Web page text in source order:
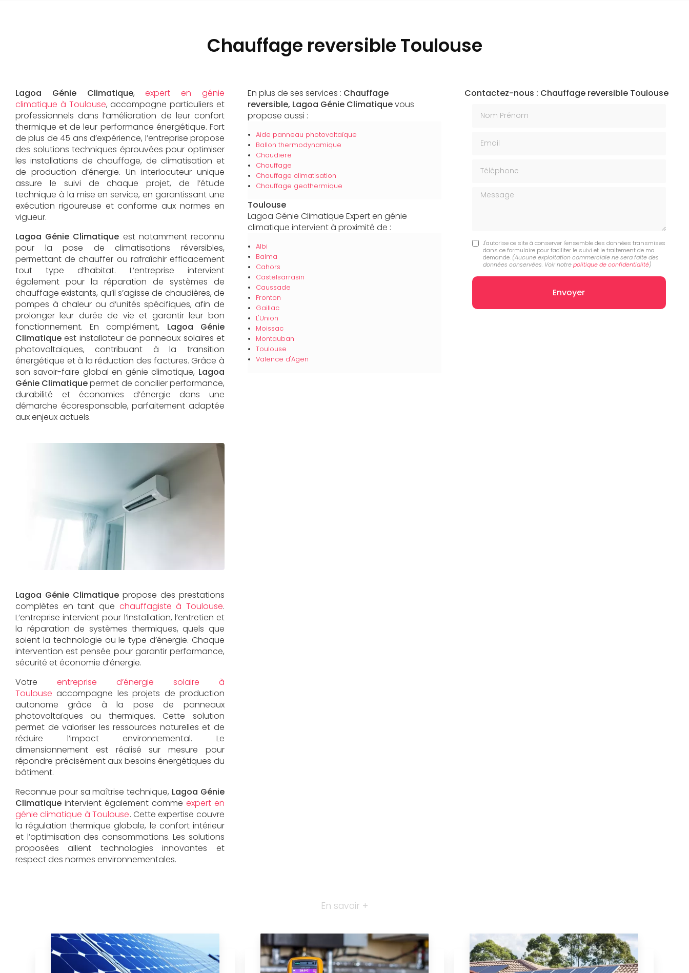
Chauffage reversible Toulouse
Lagoa Génie Climatique,expert en génie
climatique à Toulouse, accompagne particuliers et
professionnels dans l’amélioration de leur confort
thermique et de leur performance énergétique. Fort
de plus de 45 ans d’expérience, l’entreprise propose
des solutions techniques éprouvées pour optimiser
les installations de chauffage, de climatisation et
de production d’énergie. Un interlocuteur unique
assure le suivi de chaque projet, de l’étude
technique à la mise en service, en garantissant une
exécution rigoureuse et conforme aux normes en
vigueur.
Lagoa Génie Climatique est notamment reconnu
pour la pose de climatisations réversibles,
permettant de chauffer ou rafraîchir efficacement
tout type d’habitat. L’entreprise intervient
également pour la réparation de systèmes de
chauffage existants, qu’il s’agisse de chaudières, de
pompes à chaleur ou d’unités spécifiques, afin de
prolonger leur durée de vie et garantir leur bon
fonctionnement. En complément, Lagoa Génie
Climatique est installateur de panneaux solaires et
photovoltaïques, contribuant à la transition
énergétique et à la réduction des factures. Grâce à
son savoir-faire global en génie climatique, Lagoa
Génie Climatiquepermet de concilier performance,
durabilité et économies d’énergie dans une
démarche écoresponsable, parfaitement adaptée
aux enjeux actuels.
Lagoa Génie Climatique propose des prestations
complètes en tant que chauffagiste à Toulouse.
L’entreprise intervient pour l’installation, l’entretien et
la réparation de systèmes thermiques, quels que
soient la technologie ou le type d’énergie. Chaque
intervention est pensée pour garantir performance,
sécurité et économie d’énergie.
Votre entreprise d’énergie solaire à
Toulouse accompagne les projets de production
autonome grâce à la pose de panneaux
photovoltaïques ou thermiques. Cette solution
permet de valoriser les ressources naturelles et de
réduire l’impact environnemental. Le
dimensionnement est réalisé sur mesure pour
répondre précisément aux besoins énergétiques du
bâtiment.
Reconnue pour sa maîtrise technique, Lagoa Génie
Climatique intervient également comme expert en
génie climatique à Toulouse. Cette expertise couvre
la régulation thermique globale, le confort intérieur
et l’optimisation des consommations. Les solutions
proposées allient technologies innovantes et
respect des normes environnementales.
En plus de ses services : Chauffage
reversible, Lagoa Génie Climatiquevous
propose aussi :
Aide panneau photovoltaïque
Ballon thermodynamique
Chaudiere
Chauffage
Chauffage climatisation
Chauffage geothermique
Toulouse
Lagoa Génie Climatique Expert en génie
climatique intervient à proximité de :
Albi
Balma
Cahors
Castelsarrasin
Caussade
Fronton
Gaillac
L'Union
Moissac
Montauban
Toulouse
Valence d'Agen
Contactez-nous : Chauffage reversible Toulouse
Message
J'autorise ce site à conserver l'ensemble des données transmises
dans ce formulaire pour faciliter le suivi et le traitement de ma
demande. (Aucune exploitation commerciale ne sera faite des
données conservées. Voir notrepolitique de confidentialité)
En savoir +